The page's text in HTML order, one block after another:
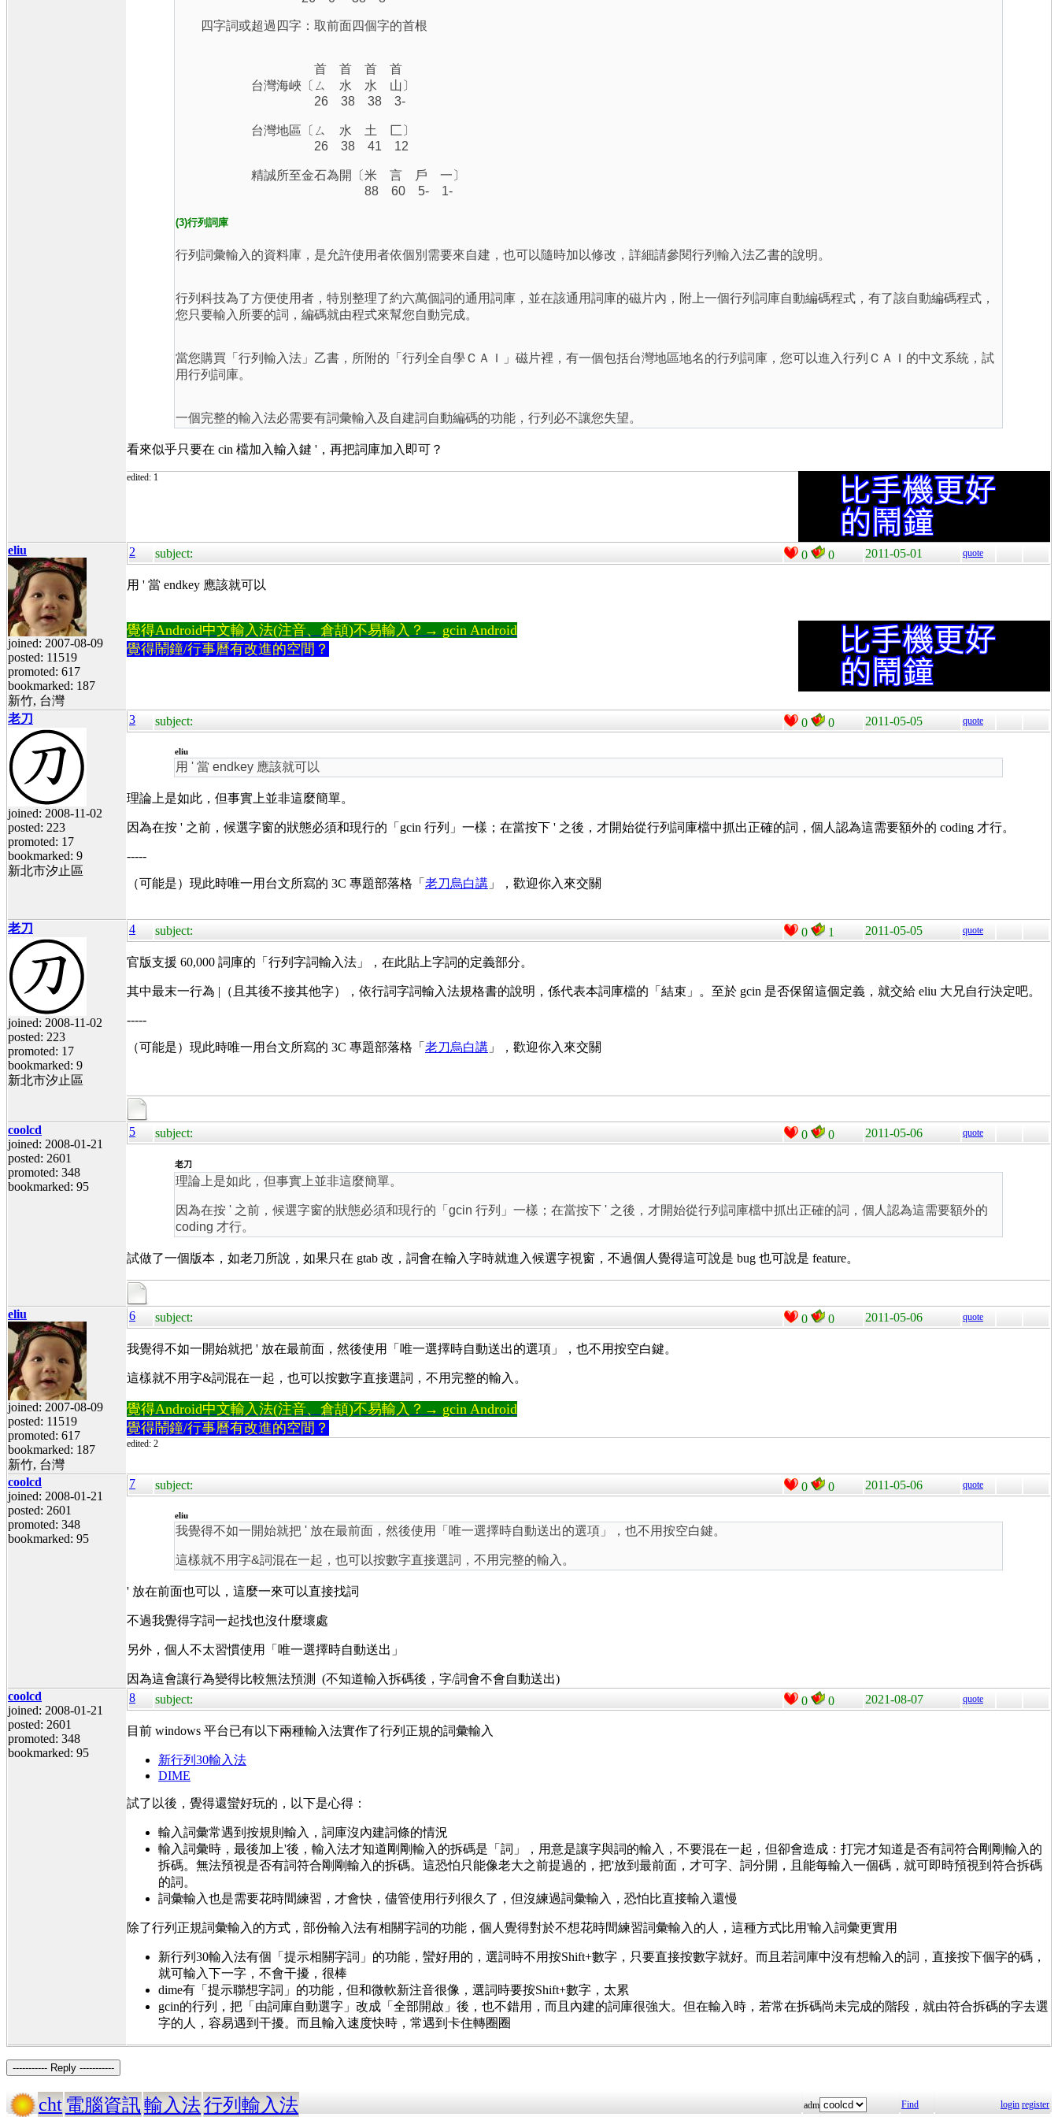
四字詞或超過四字：取前面四個字的首根
首 首 首 首
台灣海峽〔ㄙ 水 水 山〕
26 38 38 3-
台灣地區〔ㄙ 水 土 匚〕
26 38 41 12
精誠所至金石為開〔米 言 戶 一〕
88 60 5- 1-
(3)行列詞庫
行列詞彙輸入的資料庫，是允許使用者依個別需要來自建，也可以隨時加以修改，詳細請參閱行列輸入法乙書的說明。
行列科技為了方便使用者，特別整理了約六萬個詞的通用詞庫，並在該通用詞庫的磁片內，附上一個行列詞庫自動編碼程式，有了該自動編碼程式，
您只要輸入所要的詞，編碼就由程式來幫您自動完成。
當您購買「行列輸入法」乙書，所附的「行列全自學ＣＡＩ」磁片裡，有一個包括台灣地區地名的行列詞庫，您可以進入行列ＣＡＩ的中文系統，試
用行列詞庫。
一個完整的輸入法必需要有詞彙輸入及自建詞自動編碼的功能，行列必不讓您失望。
看來似乎只要在 cin 檔加入輸入鍵 '，再把詞庫加入即可？
edited: 1
eliu
joined: 2007-08-09
posted: 11519
promoted: 617
bookmarked: 187
新竹, 台灣
2 subject: 0 0 2011-05-01 quote
用 ' 當 endkey 應該就可以
覺得Android中文輸入法(注音、倉頡)不易輸入？→ gcin Android
覺得鬧鐘/行事曆有改進的空間？
老刀
joined: 2008-11-02
posted: 223
promoted: 17
bookmarked: 9
新北市汐止區
3 subject: 0 0 2011-05-05 quote
eliu
用 ' 當 endkey 應該就可以
理論上是如此，但事實上並非這麼簡單。
因為在按 ' 之前，候選字窗的狀態必須和現行的「gcin 行列」一樣；在當按下 ' 之後，才開始從行列詞庫檔中抓出正確的詞，個人認為這需要額外的 coding 才行。
-----
（可能是）現此時唯一用台文所寫的 3C 專題部落格「 老刀烏白講 」，歡迎你入來交關
老刀
joined: 2008-11-02
posted: 223
promoted: 17
bookmarked: 9
新北市汐止區
4 subject: 0 1 2011-05-05 quote
官版支援 60,000 詞庫的「行列字詞輸入法」，在此貼上字詞的定義部分。
其中最末一行為 |（且其後不接其他字），依行詞字詞輸入法規格書的說明，係代表本詞庫檔的「結束」。至於 gcin 是否保留這個定義，就交給 eliu 大兄自行決定吧。
-----
（可能是）現此時唯一用台文所寫的 3C 專題部落格「 老刀烏白講 」，歡迎你入來交關
coolcd
joined: 2008-01-21
posted: 2601
promoted: 348
bookmarked: 95
5 subject: 0 0 2011-05-06 quote
老刀
理論上是如此，但事實上並非這麼簡單。
因為在按 ' 之前，候選字窗的狀態必須和現行的「gcin 行列」一樣；在當按下 ' 之後，才開始從行列詞庫檔中抓出正確的詞，個人認為這需要額外的
coding 才行。
試做了一個版本，如老刀所說，如果只在 gtab 改，詞會在輸入字時就進入候選字視窗，不過個人覺得這可說是 bug 也可說是 feature。
eliu
joined: 2007-08-09
posted: 11519
promoted: 617
bookmarked: 187
新竹, 台灣
6 subject: 0 0 2011-05-06 quote
我覺得不如一開始就把 ' 放在最前面，然後使用「唯一選擇時自動送出的選項」，也不用按空白鍵。
這樣就不用字&詞混在一起，也可以按數字直接選詞，不用完整的輸入。
覺得Android中文輸入法(注音、倉頡)不易輸入？→ gcin Android
覺得鬧鐘/行事曆有改進的空間？
edited: 2
coolcd
joined: 2008-01-21
posted: 2601
promoted: 348
bookmarked: 95
7 subject: 0 0 2011-05-06 quote
eliu
我覺得不如一開始就把 ' 放在最前面，然後使用「唯一選擇時自動送出的選項」，也不用按空白鍵。
這樣就不用字&詞混在一起，也可以按數字直接選詞，不用完整的輸入。
' 放在前面也可以，這麼一來可以直接找詞
不過我覺得字詞一起找也沒什麼壞處
另外，個人不太習慣使用「唯一選擇時自動送出」
因為這會讓行為變得比較無法預測 (不知道輸入拆碼後，字/詞會不會自動送出)
coolcd
joined: 2008-01-21
posted: 2601
promoted: 348
bookmarked: 95
8 subject: 0 0 2021-08-07 quote
目前 windows 平台已有以下兩種輸入法實作了行列正規的詞彙輸入
新行列30輸入法
DIME
試了以後，覺得還蠻好玩的，以下是心得：
輸入詞彙常遇到按規則輸入，詞庫沒內建詞條的情況
輸入詞彙時，最後加上'後，輸入法才知道剛剛輸入的拆碼是「詞」，用意是讓字與詞的輸入，不要混在一起，但卻會造成：打完才知道是否有詞符合剛剛輸入的
拆碼。無法預視是否有詞符合剛剛輸入的拆碼。這恐怕只能像老大之前提過的，把'放到最前面，才可字、詞分開，且能每輸入一個碼，就可即時預視到符合拆碼
的詞。
詞彙輸入也是需要花時間練習，才會快，儘管使用行列很久了，但沒練過詞彙輸入，恐怕比直接輸入還慢
除了行列正規詞彙輸入的方式，部份輸入法有相關字詞的功能，個人覺得對於不想花時間練習詞彙輸入的人，這種方式比用'輸入詞彙更實用
新行列30輸入法有個「提示相關字詞」的功能，蠻好用的，選詞時不用按Shift+數字，只要直接按數字就好。而且若詞庫中沒有想輸入的詞，直接按下個字的碼，
就可輸入下一字，不會干擾，很棒
dime有「提示聯想字詞」的功能，但和微軟新注音很像，選詞時要按Shift+數字，太累
gcin的行列，把「由詞庫自動選字」改成「全部開啟」後，也不錯用，而且內建的詞庫很強大。但在輸入時，若常在拆碼尚未完成的階段，就由符合拆碼的字去選
字的人，容易遇到干擾。而且輸入速度快時，常遇到卡住轉圈圈
----------- Reply -----------
cht 電腦資訊輸入法行列輸入法 adm Find login register